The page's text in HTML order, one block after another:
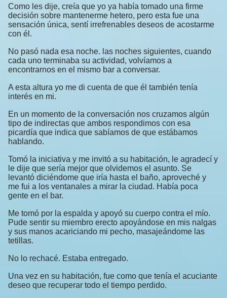
Como les dije, creía que yo ya había tomado una firme
decisión sobre mantenerme hetero, pero esta fue una
sensación única, sentí irrefrenables deseos de acostarme
con él.
No pasó nada esa noche. las noches siguientes, cuando
cada uno terminaba su actividad, volvíamos a
encontrarnos en el mismo bar a conversar.
A esta altura yo me di cuenta de que él también tenía
interés en mi.
En un momento de la conversación nos cruzamos algún
tipo de indirectas que ambos respondimos con esa
picardía que indica que sabíamos de que estábamos
hablando.
Tomó la iniciativa y me invitó a su habitación, le agradecí y
le dije que sería mejor que olvidemos el asunto. Se
levantó diciéndome que iría hasta el baño, aproveché y
me fui a los ventanales a mirar la ciudad. Había poca
gente en el bar.
Me tomó por la espalda y apoyó su cuerpo contra el mío.
Pude sentir su miembro erecto apoyándose en mis nalgas
y sus manos acariciando mi pecho, masajeándome las
tetillas.
No lo rechacé. Estaba entregado.
Una vez en su habitación, fue como que tenía el acuciante
deseo que recuperar todo el tiempo perdido.